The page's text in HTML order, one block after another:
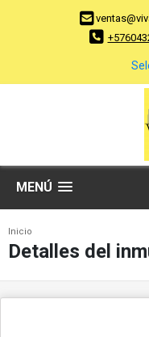
MENÚ
Inicio
Detalles del